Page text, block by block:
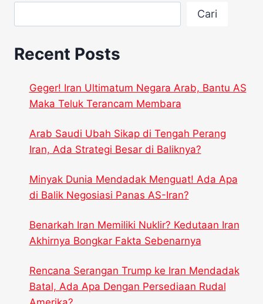
Cari
Recent Posts
Geger! Iran Ultimatum Negara Arab, Bantu AS
Maka Teluk Terancam Membara
Arab Saudi Ubah Sikap di Tengah Perang
Iran, Ada Strategi Besar di Baliknya?
Minyak Dunia Mendadak Menguat! Ada Apa
di Balik Negosiasi Panas AS-Iran?
Benarkah Iran Memiliki Nuklir? Kedutaan Iran
Akhirnya Bongkar Fakta Sebenarnya
Rencana Serangan Trump ke Iran Mendadak
Batal, Ada Apa Dengan Persediaan Rudal